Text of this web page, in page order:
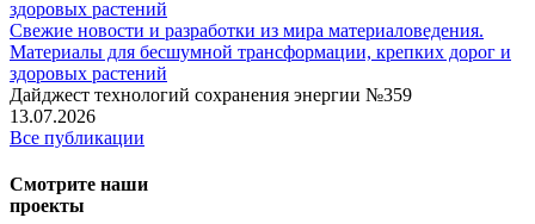
Свежие новости и разработки из мира материаловедения.
Материалы для бесшумной трансформации, крепких дорог и
здоровых растений
Дайджест технологий сохранения энергии №359
13.07.2026
Все публикации
Смотрите наши
проекты